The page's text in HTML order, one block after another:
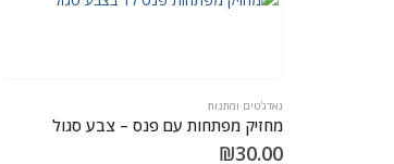
גאדג'טים ומתנות
מחזיק מפתחות עם פנס – צבע סגול
₪30.00